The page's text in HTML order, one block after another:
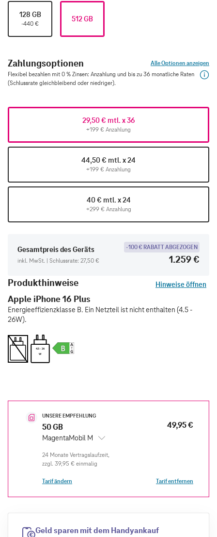
128 GB
-440 €
512 GB
Zahlungsoptionen
Alle Optionen anzeigen
Flexibel bezahlen mit 0 % Zinsen: Anzahlung und bis zu 36 monatliche Raten
(Schlussrate gleichbleibend oder niedriger).
29,50 € mtl. x 36
+199 € Anzahlung
44,50 € mtl. x 24
+199 € Anzahlung
40 € mtl. x 24
+299 € Anzahlung
Gesamtpreis des Geräts
inkl. MwSt. | Schlussrate: 27,50 €
-100 € RABATT ABGEZOGEN
1.259 €
Produkthinweise
Hinweise öffnen
Apple iPhone 16 Plus
Energieeffizienzklasse B. Ein Netzteil ist nicht enthalten (4.5 -
26W).
4.5 - 26
W
UNSERE EMPFEHLUNG
50 GB
MagentaMobil M
49,95 €
zzgl. 39,95 € einmalig
Tarif ändern Tarif entfernen
Geld sparen mit dem Handyankauf